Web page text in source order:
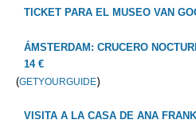
TICKET PARA EL MUSEO VAN
ÁMSTERDAM: CRUCERO
14 €
(GETYOURGUIDE)
VISITA A LA CASA DE ANA FRANK